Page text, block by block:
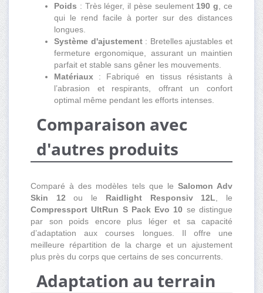
Poids : Très léger, il pèse seulement 190 g, ce
qui le rend facile à porter sur des distances
longues.
Système d'ajustement: Bretelles ajustables et
fermeture ergonomique, assurant un maintien
parfait et stable sans gêner les mouvements.
Matériaux : Fabriqué en tissus résistants à
l’abrasion et respirants, offrant un confort
optimal même pendant les efforts intenses.
Comparaison avec
d'autres produits
Comparé à des modèles tels que le Salomon Adv
Skin 12ou le Raidlight Responsiv 12L, le
Compressport UltRun S Pack Evo 10 se distingue
par son poids encore plus léger et sa capacité
d’adaptation aux courses longues. Il offre une
meilleure répartition de la charge et un ajustement
plus près du corps que certains de ses concurrents.
Adaptation au terrain